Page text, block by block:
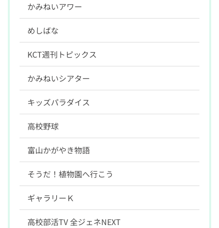
かみねいアワー
めしばな
KCT週刊トピックス
かみねいシアター
キッズパラダイス
高校野球
富山かがやき物語
そうだ！植物園へ行こう
ギャラリーＫ
高校部活TV 全ジェネNEXT